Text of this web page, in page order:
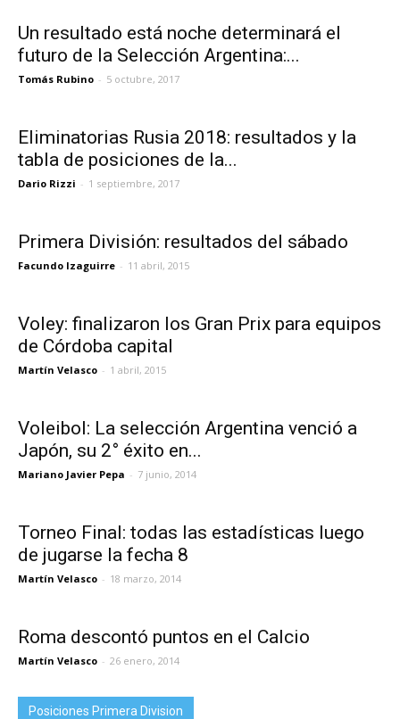
Un resultado está noche determinará el
futuro de la Selección Argentina:...
Tomás Rubino - 5 octubre, 2017
Eliminatorias Rusia 2018: resultados y la
tabla de posiciones de la...
Dario Rizzi - 1 septiembre, 2017
Primera División: resultados del sábado
Facundo Izaguirre - 11 abril, 2015
Voley: finalizaron los Gran Prix para equipos
de Córdoba capital
Martín Velasco - 1 abril, 2015
Voleibol: La selección Argentina venció a
Japón, su 2° éxito en...
Mariano Javier Pepa - 7 junio, 2014
Torneo Final: todas las estadísticas luego
de jugarse la fecha 8
Martín Velasco - 18 marzo, 2014
Roma descontó puntos en el Calcio
Martín Velasco - 26 enero, 2014
Posiciones Primera Division